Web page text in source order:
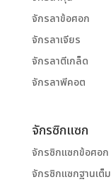
จักรลาข้อศอก
จักรลาเจียร
จักรลาตีเกล็ด
จักรลาพีคอต
จักรซิกแซก
จักรซิกแซกข้อศอก
จักรซิกแซกฐานเต็ม